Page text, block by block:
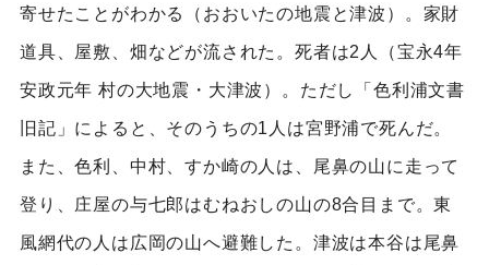
寄せたことがわかる（おおいたの地震と津波）。家財
道具、屋敷、畑などが流された。死者は2人（宝永4年
安政元年 村の大地震・大津波）。ただし「色利浦文書
旧記」によると、そのうちの1人は宮野浦で死んだ。
また、色利、中村、すか崎の人は、尾鼻の山に走って
登り、庄屋の与七郎はむねおしの山の8合目まで。東
風網代の人は広岡の山へ避難した。津波は本谷は尾鼻